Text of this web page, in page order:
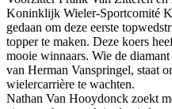
Koninklijk Wieler-Sportcomité
gedaan om deze eerste
topper te maken. Deze koers
mooie winnaars. Wie de
van Herman Vanspringel, staat
wielercarrière te wachten.
Nathan Van Hooydonck zoekt